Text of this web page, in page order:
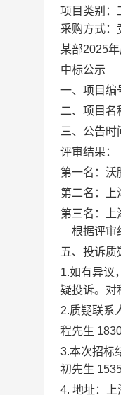
项目类别：
采购方式：
某部2025
中标公示
一、项目编
二、项目名
三、公告时
评审结果 ：
第一名：沃
第二名：
第三名：上
根据评审
五、 投诉质
1.如有异议
疑投诉。对
2.质疑联系
程先生
3.本次招标
初先生
4. 地址：上